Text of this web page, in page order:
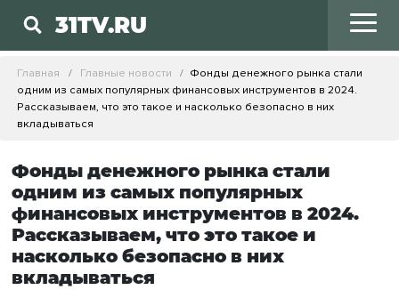
31TV.RU
Главная Главные новости
Фонды денежного рынка стали
одним из самых популярных финансовых инструментов в 2024.
Рассказываем, что это такое и насколько безопасно в них
вкладываться
Фонды денежного рынка стали
одним из самых популярных
финансовых инструментов в 2024.
Рассказываем, что это такое и
насколько безопасно в них
вкладываться